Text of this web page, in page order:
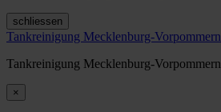
schliessen
Tankreinigung Mecklenburg-Vorpommern
Tankreinigung Mecklenburg-Vorpommern
×